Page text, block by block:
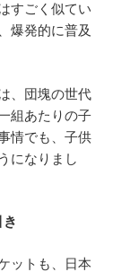
すごく似てい
爆発的に普及
、団塊の世代
組あたりの子
情でも、子供
になりまし
ットも、日本